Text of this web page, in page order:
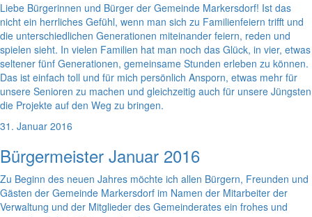
Liebe Bürgerinnen und Bürger der Gemeinde Markersdorf! Ist das
nicht ein herrliches Gefühl, wenn man sich zu Familienfeiern trifft und
die unterschiedlichen Generationen miteinander feiern, reden und
spielen sieht. In vielen Familien hat man noch das Glück, in vier, etwas
seltener fünf Generationen, gemeinsame Stunden erleben zu können.
Das ist einfach toll und für mich persönlich Ansporn, etwas mehr für
unsere Senioren zu machen und gleichzeitig auch für unsere Jüngsten
die Projekte auf den Weg zu bringen.
31. Januar 2016
Bürgermeister Januar 2016
Zu Beginn des neuen Jahres möchte ich allen Bürgern, Freunden und
Gästen der Gemeinde Markersdorf im Namen der Mitarbeiter der
Verwaltung und der Mitglieder des Gemeinderates ein frohes und